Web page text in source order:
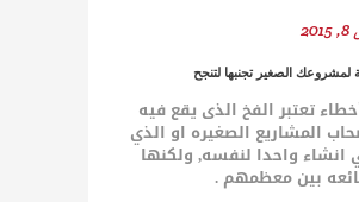
لمشروعك الصغير تجنبها لتنجح
تعتبر الفخ الذى يقع فيه
المشاريع الصغيره او الذي
انشاء واحدا لنفسه, ولكنها
بين معظمهم .